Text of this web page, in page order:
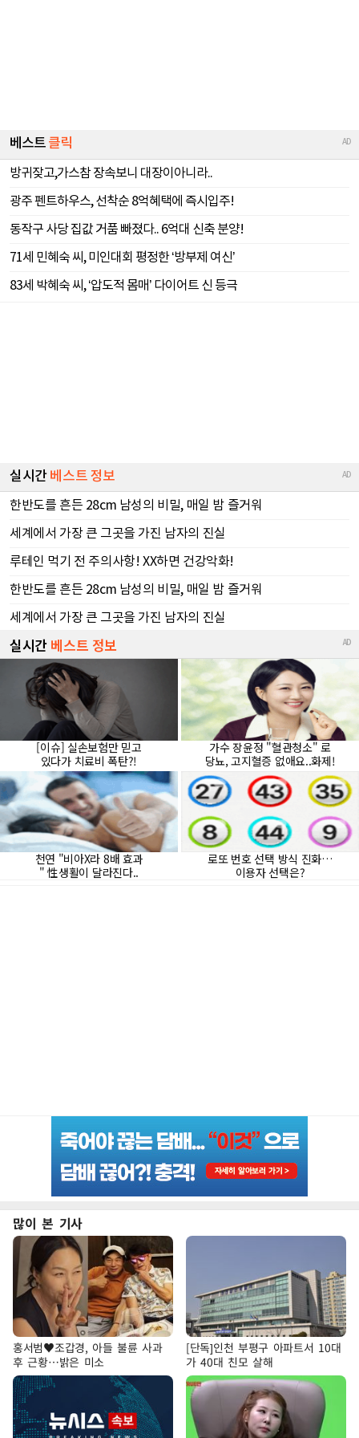
많이 본 기사
홍서범♥조갑경, 아들 불륜 사과
후 근황…밝은 미소
[단독]인천 부평구 아파트서 10대
가 40대 친모 살해